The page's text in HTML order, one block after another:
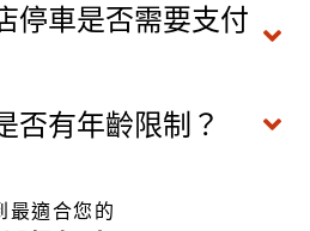
停車是否需要支付
否有年齡限制？
最適合您的